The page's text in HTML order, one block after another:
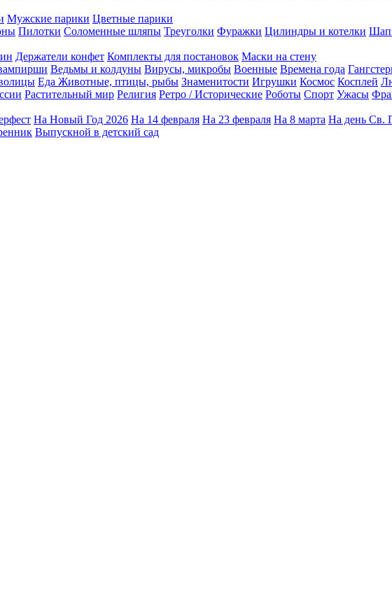
Мужские парики Цветные парики
Пилотки Соломенные шляпы Треуголки Фуражки Цилиндры и котелки
Держатели конфет Комплекты для постановок Маски на стену
Ведьмы и колдуны Вирусы, микробы Военные Времена года
Еда Животные, птицы, рыбы Знаменитости Игрушки Космос Косплей
Растительный мир Религия Ретро / Исторические Роботы Спорт Ужасы
На Новый Год 2026 На 14 февраля На 23 февраля На 8 марта На день Св.
Выпускной в детский сад